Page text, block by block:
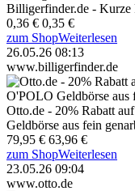
Billigerfinder.de - Kurze
0,36 € 0,35 €
zum ShopWeiterlesen
26.05.26 08:13
www.billigerfinder.de
Otto.de - 20% Rabatt
Geldbörse aus fein
79,95 € 63,96 €
zum ShopWeiterlesen
23.05.26 09:04
www.otto.de